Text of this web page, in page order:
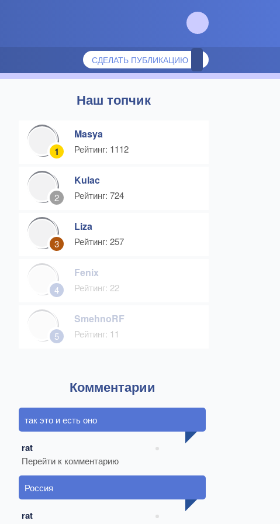
СДЕЛАТЬ ПУБЛИКАЦИЮ
Наш топчик
1
Masya
Рейтинг: 1112
2
Kulac
Рейтинг: 724
3
Liza
Рейтинг: 257
4
Fenix
Рейтинг: 22
5
SmehnoRF
Рейтинг: 11
Комментарии
так это и есть оно
rat
Перейти к комментарию
Россия
rat